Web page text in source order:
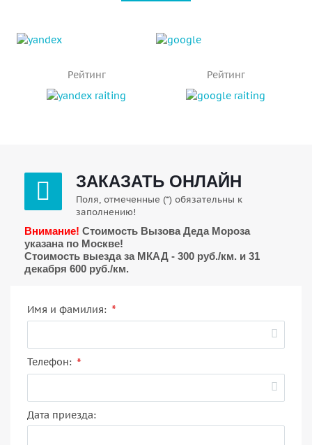
Рейтинг Рейтинг
ЗАКАЗАТЬ ОНЛАЙН
Поля, отмеченные (*) обязательны к
заполнению!
Внимание! Стоимость Вызова Деда Мороза
указана по Москве!
Стоимость выезда за МКАД - 300 руб./км. и 31
декабря 600 руб./км.
Имя и фамилия: *
Телефон: *
Дата приезда: